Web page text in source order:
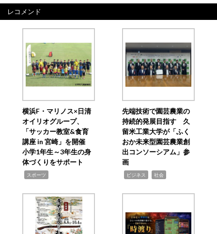
レコメンド
横浜F・マリノス×日清
オイリオグループ、
「サッカー教室&食育
講座 in 宮崎」を開催
小学1年生～3年生の身
体づくりをサポート
スポーツ
先端技術で園芸農業の
持続的発展目指す 久
留米工業大学が「ふく
おか未来型園芸農業創
出コンソーシアム」参
画
ビジネス 社会